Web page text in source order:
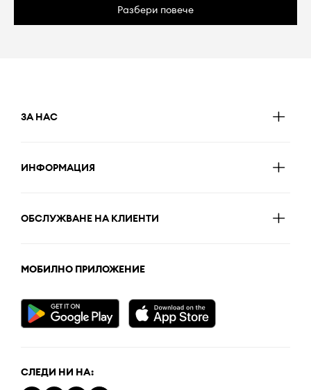
Разбери повече
ЗА НАС
ИНФОРМАЦИЯ
ОБСЛУЖВАНЕ НА КЛИЕНТИ
МОБИЛНО ПРИЛОЖЕНИЕ
СЛЕДИ НИ НА: